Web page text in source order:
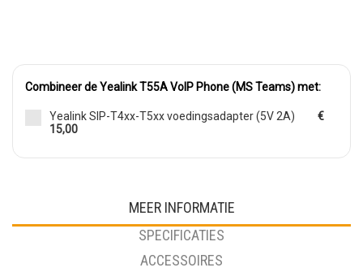
Combineer de Yealink T55A VoIP Phone (MS Teams) met:
Yealink SIP-T4xx-T5xx voedingsadapter (5V 2A)
€
15,00
MEER INFORMATIE
SPECIFICATIES
ACCESSOIRES